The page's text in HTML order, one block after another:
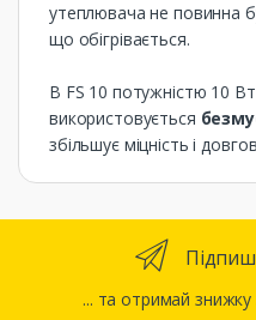
утеплювача не повинна
що обігрівається.
В FS 10 потужністю 10
використовується
збільшує міцність і
... та отримай знижку